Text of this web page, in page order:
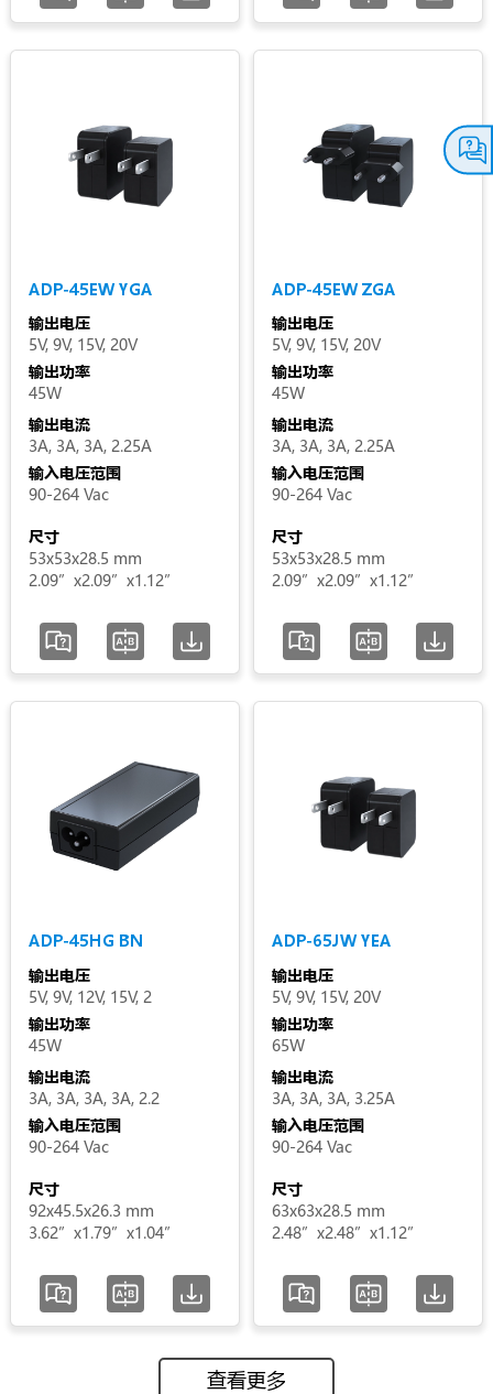
ADP-45EW YGA
输出电压
5V, 9V, 15V, 20V
输出功率
45W
输出电流
3A, 3A, 3A, 2.25A
输入电压范围
90-264 Vac
尺寸
53x53x28.5 mm
2.09”x2.09”x1.12”
ADP-45EW ZGA
输出电压
5V, 9V, 15V, 20V
输出功率
45W
输出电流
3A, 3A, 3A, 2.25A
输入电压范围
90-264 Vac
尺寸
53x53x28.5 mm
2.09”x2.09”x1.12”
ADP-45HG BN
输出电压
5V, 9V, 12V, 15V, 2
输出功率
45W
输出电流
3A, 3A, 3A, 3A, 2.2
输入电压范围
90-264 Vac
尺寸
92x45.5x26.3 mm
3.62”x1.79”x1.04”
ADP-65JW YEA
输出电压
5V, 9V, 15V, 20V
输出功率
65W
输出电流
3A, 3A, 3A, 3.25A
输入电压范围
90-264 Vac
尺寸
63x63x28.5 mm
2.48”x2.48”x1.12”
查看更多